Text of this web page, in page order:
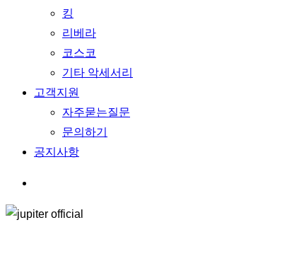
킹
리베라
코스코
기타 악세서리
고객지원
자주묻는질문
문의하기
공지사항